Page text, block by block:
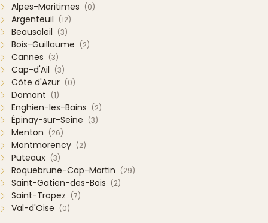
Alpes-Maritimes (0)
Argenteuil (12)
Beausoleil (3)
Bois-Guillaume (2)
Cannes (3)
Cap-d'Ail (3)
Côte d'Azur (0)
Domont (1)
Enghien-les-Bains (2)
Épinay-sur-Seine (3)
Menton (26)
Montmorency (2)
Puteaux (3)
Roquebrune-Cap-Martin (29)
Saint-Gatien-des-Bois (2)
Saint-Tropez (7)
Val-d'Oise (0)